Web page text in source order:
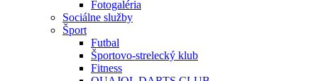
Fotogaléria
Sociálne služby
Šport
Futbal
Športovo-strelecký klub
Fitness